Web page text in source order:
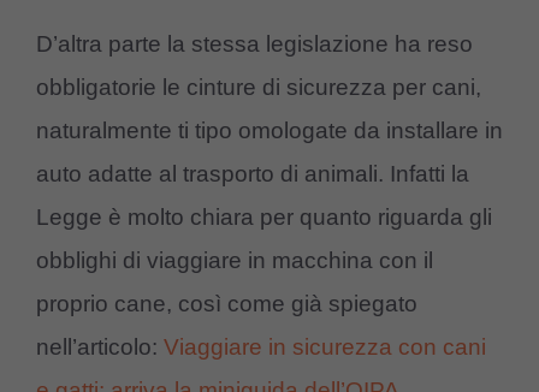
D’altra parte la stessa legislazione ha reso
obbligatorie le cinture di sicurezza per cani,
naturalmente ti tipo omologate da installare in
auto adatte al trasporto di animali. Infatti la
Legge è molto chiara per quanto riguarda gli
obblighi di viaggiare in macchina con il
proprio cane, così come già spiegato
nell’articolo: Viaggiare in sicurezza con cani